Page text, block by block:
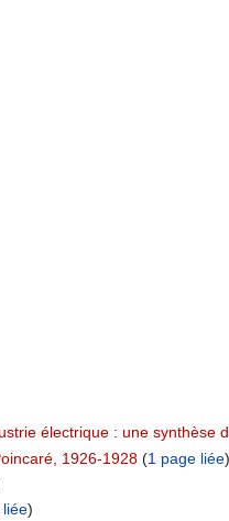
électrique : une synthèse
1926-1928‏‎ (1 page liée)
)